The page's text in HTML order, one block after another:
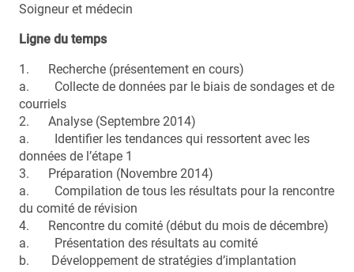
Soigneur et médecin
Ligne du temps
1. Recherche (présentement en cours)
a. Collecte de données par le biais de sondages et de
courriels
2. Analyse (Septembre 2014)
a. Identifier les tendances qui ressortent avec les
données de l’étape 1
3. Préparation (Novembre 2014)
a. Compilation de tous les résultats pour la rencontre
du comité de révision
4. Rencontre du comité (début du mois de décembre)
a. Présentation des résultats au comité
b. Développement de stratégies d’implantation